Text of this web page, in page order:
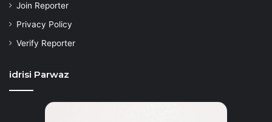
Join Reporter
Privacy Policy
Verify Reporter
idrisi Parwaz